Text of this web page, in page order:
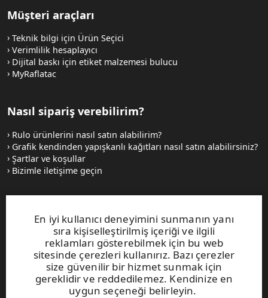
En iyi kullanıcı deneyimini sunmanın yanı
sıra kişiselleştirilmiş içeriği ve ilgili
reklamları gösterebilmek için bu web
sitesinde çerezleri kullanırız. Bazı çerezler
size güvenilir bir hizmet sunmak için
gereklidir ve reddedilemez. Kendinize en
uygun seçeneği belirleyin.
Müşteri araçları
Teknik bilgi için Ürün Seçici
Verimlilik hesaplayıcı
Dijital baskı için etiket malzemesi bulucu
MyRaflatac
Nasıl sipariş verebilirim?
Rulo ürünlerini nasıl satın alabilirim?
Grafik kendinden yapışkanlı kağıtları nasıl satın alabilirsiniz?
Şartlar ve koşullar
Bizimle iletişime geçin
UPM Raflatac Graphics Solutions
UPM Raflatac Office Products
UPM Raflatac Industrial Removables
iletişim